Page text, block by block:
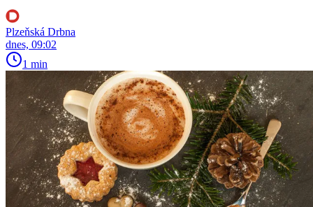
Plzeňská Drbna
dnes, 09:02
1 min